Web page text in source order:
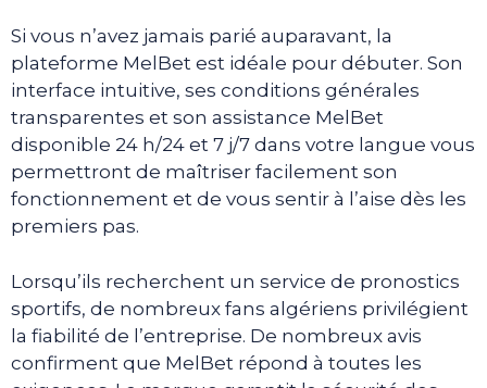
Si vous n’avez jamais parié auparavant, la
plateforme MelBet est idéale pour débuter. Son
interface intuitive, ses conditions générales
transparentes et son assistance MelBet
disponible 24 h/24 et 7 j/7 dans votre langue vous
permettront de maîtriser facilement son
fonctionnement et de vous sentir à l’aise dès les
premiers pas.
Lorsqu’ils recherchent un service de pronostics
sportifs, de nombreux fans algériens privilégient
la fiabilité de l’entreprise. De nombreux avis
confirment que MelBet répond à toutes les